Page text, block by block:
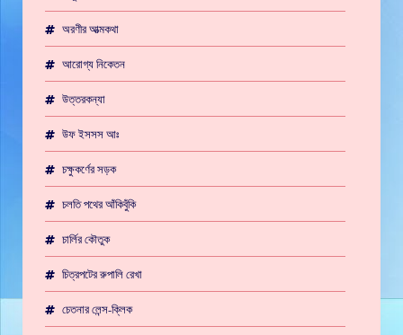
অরণীর আত্মকথা
আরোগ্য নিকেতন
উত্তরকন্যা
উফ ইসসস আঃ
চক্ষুকর্ণের সড়ক
চলতি পথের আঁকিবুঁকি
চার্লির কৌতুক
চিত্রপটের রুপালি রেখা
চেতনার লেন্স-ক্লিক